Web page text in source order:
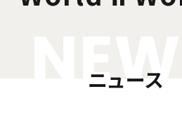
EW
ニュース